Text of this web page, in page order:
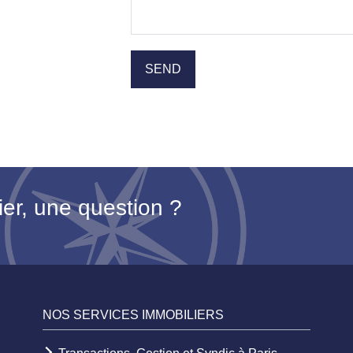
une question ?
NOS SERVICES IMMOBILIERS